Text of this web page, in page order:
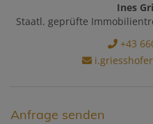
Ines
Staatl. geprüfte
+43
Anfrage senden